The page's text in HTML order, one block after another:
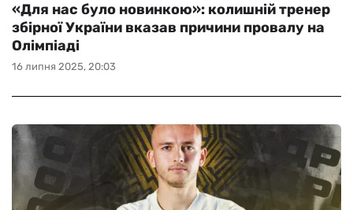
16 липня 2025, 20:03
«Для нас було новинкою»: колишній тренер
збірної України вказав причини провалу на
Олімпіаді